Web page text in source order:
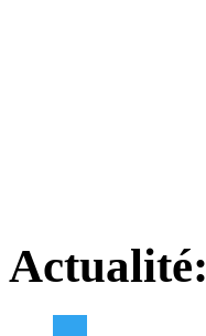
Actualité: